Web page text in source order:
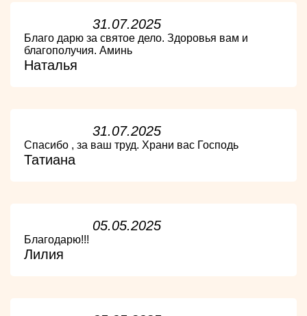
31.07.2025
Благо дарю за святое дело. Здоровья вам и
благополучия. Аминь
Наталья
31.07.2025
Спасибо , за ваш труд. Храни вас Господь
Татиана
05.05.2025
Благодарю!!!
Лилия